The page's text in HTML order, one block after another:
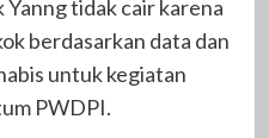
tidak cair karena
berdasarkan data dan
untuk kegiatan
PWDPI.